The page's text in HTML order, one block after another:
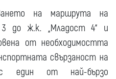
на маршрута на
до ж.к. „Младост 4“ и
от необходимостта
свързаност на
един от най-бързо